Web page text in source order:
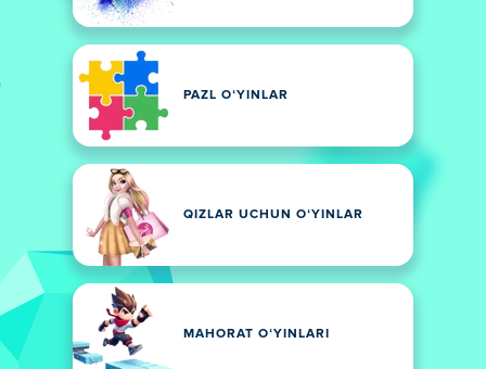
PAZL OʻYINLAR
QIZLAR UCHUN OʻYINLAR
MAHORAT OʻYINLARI